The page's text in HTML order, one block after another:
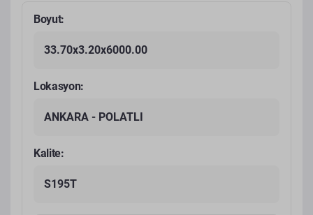
Boyut:
33.70x3.20x6000.00
Lokasyon:
ANKARA - POLATLI
Kalite:
S195T